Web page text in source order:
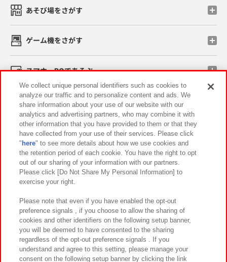
あそび場をさがす
ゲーム機をさがす
スマホ・PCであそぶ
イベント・キャンペーン
関連会社 サステナビリティ サイトポリシー
プライバシーポリシー ウェブアクセシビリティ方針と検証結果
お取引先さまとともに
カスタマーハラスメント対応方針 よくあるご質問・お問い合わせ
We collect unique personal identifiers such as cookies to
analyze our traffic and to personalize content and ads. We
share information about your use of our website with our
analytics and advertising partners, who may combine it with
other information that you have provided to them or that they
have collected from your use of their services. Please click
" here" to see more details about how we use cookies and
the retention period of each cookie. You have the right to opt
out of our sharing of your information with our partners.
Please click [Do Not Share My Personal Information] to
exercise your right.
Please note that even if you have enabled the opt-out
preference signals , if you choose to allow the sharing of
cookies and other identifiers on the following setup banner,
you will be deemed to have consented to the sharing
regardless of the opt-out preference signals . If you
understand and agree to this setting, please manage your
consent on the following setup banner by clicking the link